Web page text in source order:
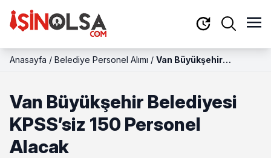
Anasayfa / Belediye Personel Alımı / Van Büyükşehir
Van Büyükşehir Belediyesi
KPSS’siz 150 Personel
Alacak